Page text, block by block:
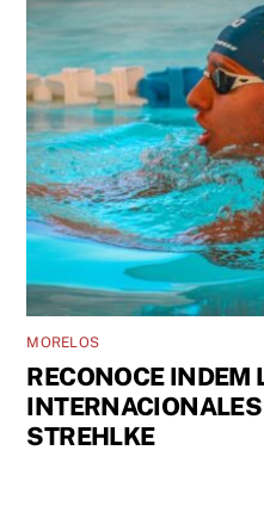
MORELOS
RECONOCE INDEM
INTERNACIONALES
STREHLKE